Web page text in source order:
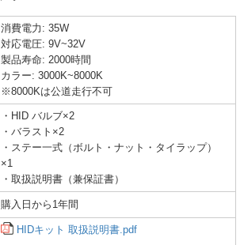
消費電力: 35W
対応電圧: 9V~32V
製品寿命: 2000時間
カラー: 3000K~8000K
※8000Kは公道走行不可
・HID バルブ×2
・バラスト×2
・ステー一式（ボルト・ナット・タイラップ）
×1
・取扱説明書（兼保証書）
購入日から1年間
HIDキット 取扱説明書.pdf